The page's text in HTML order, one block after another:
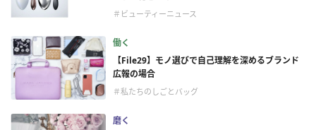
＃ビューティーニュース
働く
【File29】モノ選びで自己理解を深めるブランド
広報の場合
＃私たちのしごとバッグ
磨く